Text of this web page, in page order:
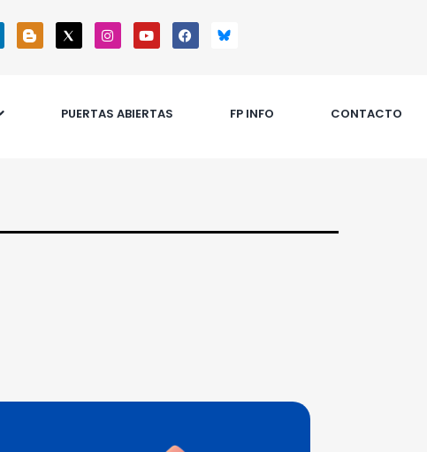
PUERTAS ABIERTAS FP INFO CONTACTO